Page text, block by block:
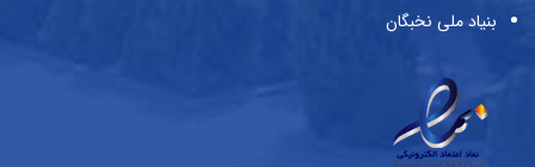
بنیاد ملی نخبگان